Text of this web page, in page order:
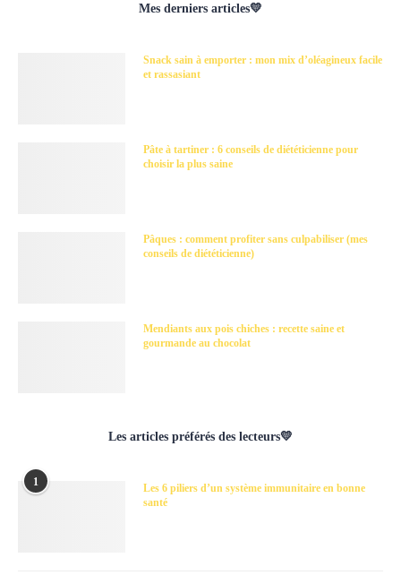
Mes derniers articles💛
Snack sain à emporter : mon mix d’oléagineux facile
et rassasiant
Pâte à tartiner : 6 conseils de diététicienne pour
choisir la plus saine
Pâques : comment profiter sans culpabiliser (mes
conseils de diététicienne)
Mendiants aux pois chiches : recette saine et
gourmande au chocolat
Les articles préférés des lecteurs💛
1
Les 6 piliers d’un système immunitaire en bonne
santé